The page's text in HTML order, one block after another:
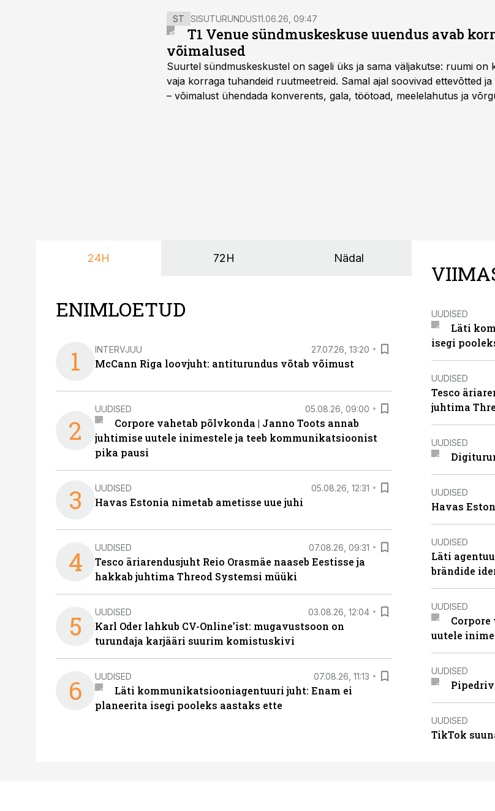
ST SISUTURUNDUS11.06.26, 09:47
T1 Venue sündmuskeskuse uuendus avab
võimalused
Suurtel sündmuskeskustel on sageli üks ja sama väljakutse: ruumi on
vaja korraga tuhandeid ruutmeetreid. Samal ajal soovivad ettevõtted
– võimalust ühendada konverents, gala, töötoad, meelelahutus ja
24H 72H Nädal
ENIMLOETUD
1 INTERVJUU 27.07.26, 13:20
McCann Riga loovjuht: antiturundus võtab võimust
2
UUDISED 05.08.26, 09:00
Corpore vahetab põlvkonda | Janno Toots annab
juhtimise uutele inimestele ja teeb kommunikatsioonist
pika pausi
3 UUDISED 05.08.26, 12:31
Havas Estonia nimetab ametisse uue juhi
4 UUDISED 07.08.26, 09:31
Tesco äriarendusjuht Reio Orasmäe naaseb Eestisse ja
hakkab juhtima Threod Systemsi müüki
5 UUDISED 03.08.26, 12:04
Karl Oder lahkub CV-Online’ist: mugavustsoon on
turundaja karjääri suurim komistuskivi
6 UUDISED 07.08.26, 11:13
Läti kommunikatsiooniagentuuri juht: Enam ei
planeerita isegi pooleks aastaks ette
UUDISED
Läti
isegi
UUDISED
Tesco
juhtima
UUDISED
UUDISED
Havas
UUDISED
Läti
brändide
UUDISED
uutele
UUDISED
UUDISED
TikTok